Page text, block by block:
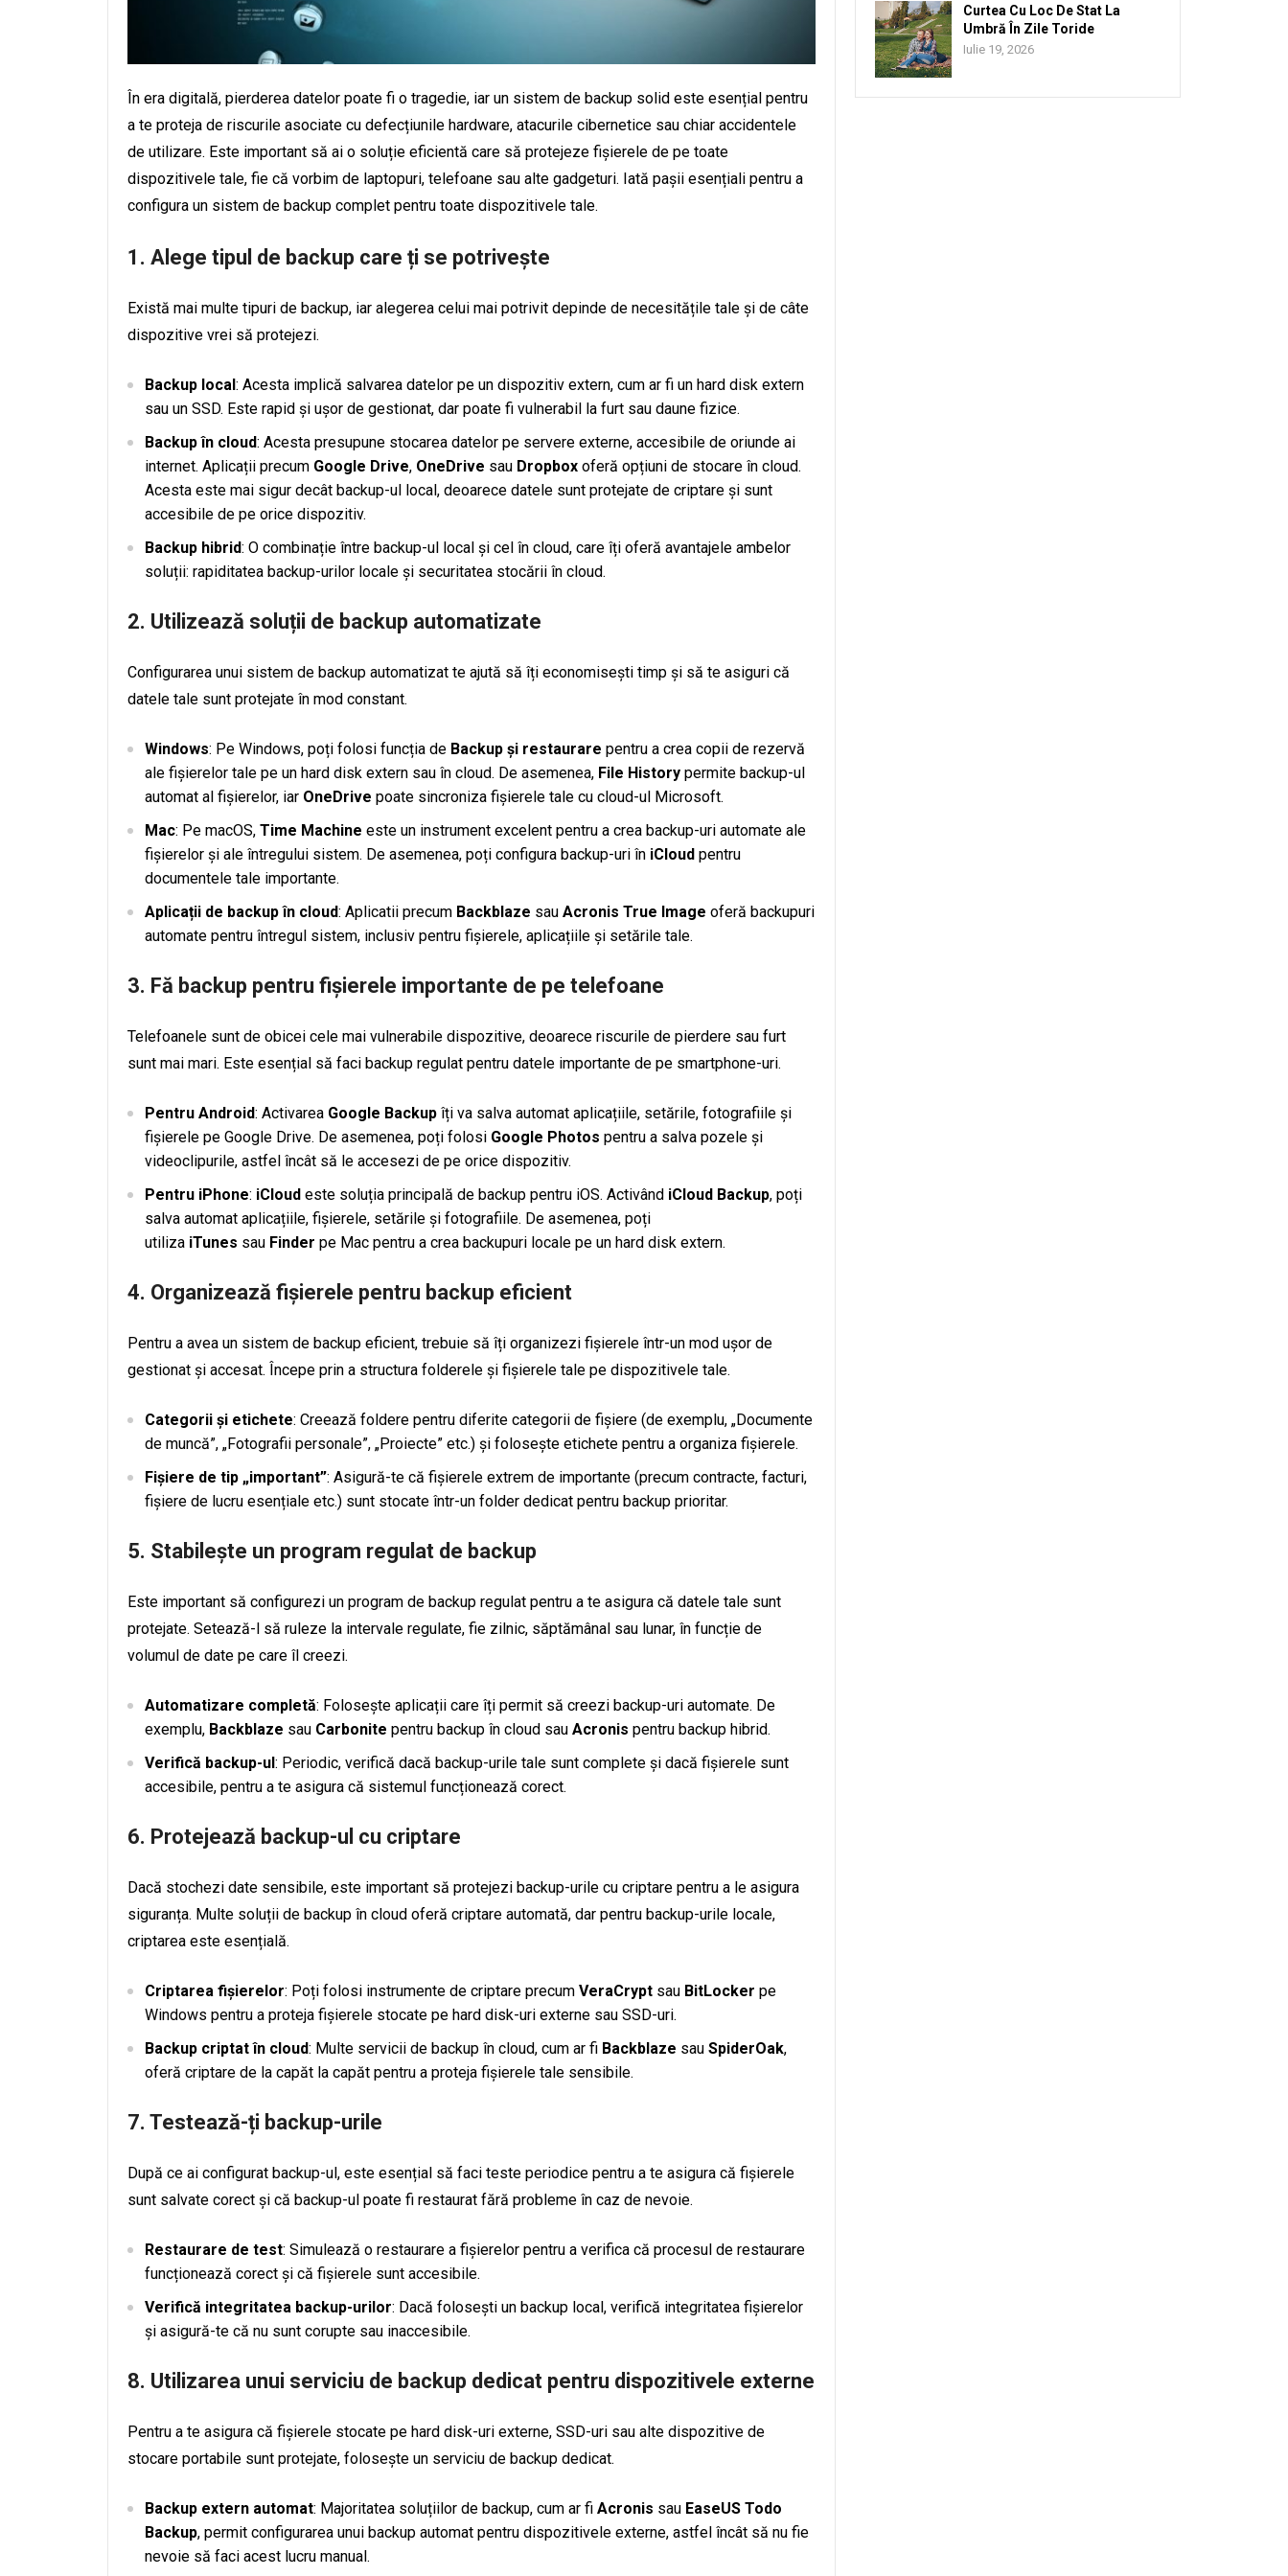
În era digitală, pierderea datelor poate fi o tragedie, iar un sistem de backup solid este esențial pentru
a te proteja de riscurile asociate cu defecțiunile hardware, atacurile cibernetice sau chiar accidentele
de utilizare. Este important să ai o soluție eficientă care să protejeze fișierele de pe toate
dispozitivele tale, fie că vorbim de laptopuri, telefoane sau alte gadgeturi. Iată pașii esențiali pentru a
configura un sistem de backup complet pentru toate dispozitivele tale.
1. Alege tipul de backup care ți se potrivește
Există mai multe tipuri de backup, iar alegerea celui mai potrivit depinde de necesitățile tale și de câte
dispozitive vrei să protejezi.
Backup local : Acesta implică salvarea datelor pe un dispozitiv extern, cum ar fi un hard disk extern
sau un SSD. Este rapid și ușor de gestionat, dar poate fi vulnerabil la furt sau daune fizice.
Backup în cloud: Acesta presupune stocarea datelor pe servere externe, accesibile de oriunde ai
internet. Aplicații precum Google Drive, OneDrive sau Dropbox oferă opțiuni de stocare în cloud.
Acesta este mai sigur decât backup-ul local, deoarece datele sunt protejate de criptare și sunt
accesibile de pe orice dispozitiv.
Backup hibrid: O combinație între backup-ul local și cel în cloud, care îți oferă avantajele ambelor
soluții: rapiditatea backup-urilor locale și securitatea stocării în cloud.
2. Utilizează soluții de backup automatizate
Configurarea unui sistem de backup automatizat te ajută să îți economisești timp și să te asiguri că
datele tale sunt protejate în mod constant.
Windows: Pe Windows, poți folosi funcția de Backup și restaurare pentru a crea copii de rezervă
ale fișierelor tale pe un hard disk extern sau în cloud. De asemenea, File History permite backup-ul
automat al fișierelor, iar OneDrive poate sincroniza fișierele tale cu cloud-ul Microsoft.
Mac: Pe macOS, Time Machine este un instrument excelent pentru a crea backup-uri automate ale
fișierelor și ale întregului sistem. De asemenea, poți configura backup-uri în iCloud pentru
documentele tale importante.
Aplicații de backup în cloud: Aplicatii precum Backblaze sau Acronis True Image oferă backupuri
automate pentru întregul sistem, inclusiv pentru fișierele, aplicațiile și setările tale.
3. Fă backup pentru fișierele importante de pe telefoane
Telefoanele sunt de obicei cele mai vulnerabile dispozitive, deoarece riscurile de pierdere sau furt
sunt mai mari. Este esențial să faci backup regulat pentru datele importante de pe smartphone-uri.
Pentru Android: Activarea Google Backup îți va salva automat aplicațiile, setările, fotografiile și
fișierele pe Google Drive. De asemenea, poți folosi Google Photos pentru a salva pozele și
videoclipurile, astfel încât să le accesezi de pe orice dispozitiv.
Pentru iPhone: iCloud este soluția principală de backup pentru iOS. Activând iCloud Backup, poți
salva automat aplicațiile, fișierele, setările și fotografiile. De asemenea, poți
utiliza iTunes sau Finder pe Mac pentru a crea backupuri locale pe un hard disk extern.
4. Organizează fișierele pentru backup eficient
Pentru a avea un sistem de backup eficient, trebuie să îți organizezi fișierele într-un mod ușor de
gestionat și accesat. Începe prin a structura folderele și fișierele tale pe dispozitivele tale.
Categorii și etichete: Creează foldere pentru diferite categorii de fișiere (de exemplu, „Documente
de muncă”, „Fotografii personale”, „Proiecte” etc.) și folosește etichete pentru a organiza fișierele.
Fișiere de tip „important”: Asigură-te că fișierele extrem de importante (precum contracte, facturi,
fișiere de lucru esențiale etc.) sunt stocate într-un folder dedicat pentru backup prioritar.
5. Stabilește un program regulat de backup
Este important să configurezi un program de backup regulat pentru a te asigura că datele tale sunt
protejate. Setează-l să ruleze la intervale regulate, fie zilnic, săptămânal sau lunar, în funcție de
volumul de date pe care îl creezi.
Automatizare completă: Folosește aplicații care îți permit să creezi backup-uri automate. De
exemplu, Backblaze sau Carbonite pentru backup în cloud sau Acronis pentru backup hibrid.
Verifică backup-ul : Periodic, verifică dacă backup-urile tale sunt complete și dacă fișierele sunt
accesibile, pentru a te asigura că sistemul funcționează corect.
6. Protejează backup-ul cu criptare
Dacă stochezi date sensibile, este important să protejezi backup-urile cu criptare pentru a le asigura
siguranța. Multe soluții de backup în cloud oferă criptare automată, dar pentru backup-urile locale,
criptarea este esențială.
Criptarea fișierelor: Poți folosi instrumente de criptare precum VeraCrypt sau BitLocker pe
Windows pentru a proteja fișierele stocate pe hard disk-uri externe sau SSD-uri.
Backup criptat în cloud: Multe servicii de backup în cloud, cum ar fi Backblaze sau SpiderOak,
oferă criptare de la capăt la capăt pentru a proteja fișierele tale sensibile.
7. Testează-ți backup-urile
După ce ai configurat backup-ul, este esențial să faci teste periodice pentru a te asigura că fișierele
sunt salvate corect și că backup-ul poate fi restaurat fără probleme în caz de nevoie.
Restaurare de test: Simulează o restaurare a fișierelor pentru a verifica că procesul de restaurare
funcționează corect și că fișierele sunt accesibile.
Verifică integritatea backup-urilor: Dacă folosești un backup local, verifică integritatea fișierelor
și asigură-te că nu sunt corupte sau inaccesibile.
8. Utilizarea unui serviciu de backup dedicat pentru dispozitivele externe
Pentru a te asigura că fișierele stocate pe hard disk-uri externe, SSD-uri sau alte dispozitive de
stocare portabile sunt protejate, folosește un serviciu de backup dedicat.
Backup extern automat: Majoritatea soluțiilor de backup, cum ar fi Acronis sau EaseUS Todo
Backup, permit configurarea unui backup automat pentru dispozitivele externe, astfel încât să nu fie
nevoie să faci acest lucru manual.
Curtea Cu Loc De Stat La
Umbră În Zile Toride
Iulie 19, 2026